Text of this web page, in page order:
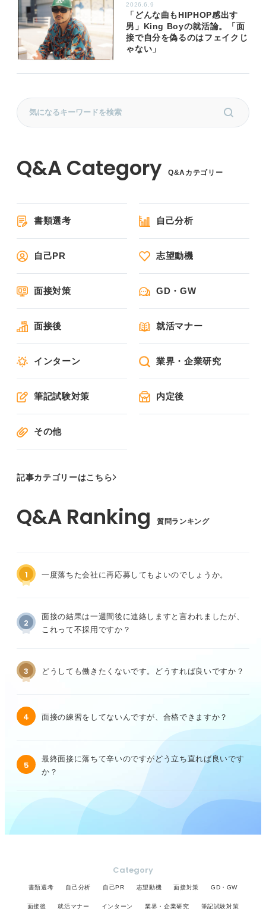
2026.6.9
「どんな曲もHIPHOP感出す
男」King Boyの就活論。「面
接で自分を偽るのはフェイクじ
ゃない」
Q&Aカテゴリー
書類選考 自己分析
自己PR 志望動機
面接対策 GD・GW
面接後 就活マナー
インターン 業界・企業研究
筆記試験対策 内定後
その他
記事カテゴリーはこちら
質問ランキング
1 一度落ちた会社に再応募してもよいのでしょうか。
2
面接の結果は一週間後に連絡しますと言われましたが、
これって不採用ですか？
3 どうしても働きたくないです。どうすれば良いですか？
4 面接の練習をしてないんですが、合格できますか？
5
最終面接に落ちて辛いのですがどう立ち直れば良いです
か？
Category
書類選考 自己分析 自己PR 志望動機 面接対策 GD・GW
面接後 就活マナー インターン 業界・企業研究 筆記試験対策